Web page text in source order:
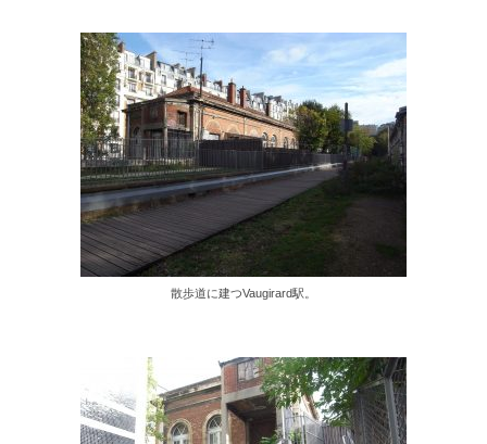
散歩道に建つVaugirard駅。